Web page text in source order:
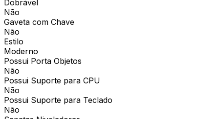
Dobrável
Não
Gaveta com Chave
Não
Estilo
Moderno
Possui Porta Objetos
Não
Possui Suporte para CPU
Não
Possui Suporte para Teclado
Não